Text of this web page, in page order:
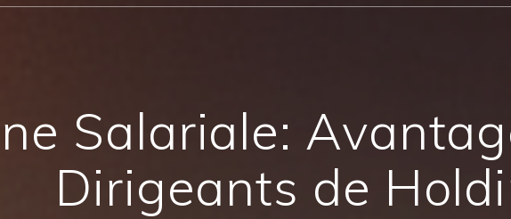
Salariale:
Dirigeants de